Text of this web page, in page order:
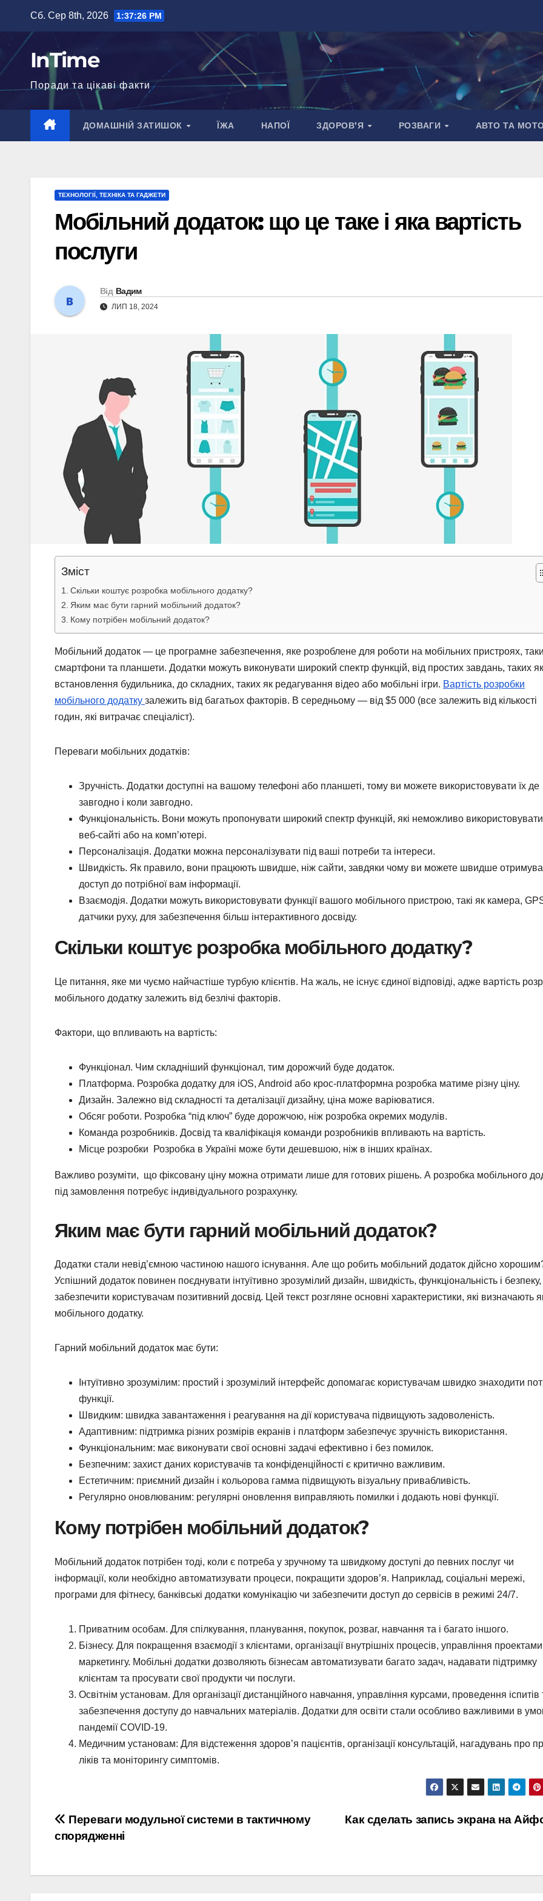
вмісту
Сб. Сер 8th, 2026 1:37:27 PM
InTime
Поради та цікаві факти
ДОМАШНІЙ ЗАТИШОК ЇЖА НАПОЇ ЗДОРОВ’Я РОЗВАГИ АВТО ТА
ТЕХНОЛОГІЇ, ТЕХНІКА ТА ГАДЖЕТИ
Мобільний додаток: що це таке і яка вартість
послуги
Від Вадим
ЛИП 18, 2024
Зміст
Скільки коштує розробка мобільного додатку?
Яким має бути гарний мобільний додаток?
Кому потрібен мобільний додаток?
Мобільний додаток — це програмне забезпечення, яке розроблене для роботи на мобільних пристроях,
смартфони та планшети. Додатки можуть виконувати широкий спектр функцій, від простих завдань, таких як
встановлення будильника, до складних, таких як редагування відео або мобільні ігри. Вартість розробки
мобільного додатку залежить від багатьох факторів. В середньому — від $5 000 (все залежить від кількості
годин, які витрачає спеціаліст).
Переваги мобільних додатків:
Зручність. Додатки доступні на вашому телефоні або планшеті, тому ви можете використовувати їх де
завгодно і коли завгодно.
Функціональність. Вони можуть пропонувати широкий спектр функцій, які неможливо
веб-сайті або на комп’ютері.
Персоналізація. Додатки можна персоналізувати під ваші потреби та інтереси.
Швидкість. Як правило, вони працюють швидше, ніж сайти, завдяки чому ви можете швидше
доступ до потрібної вам інформації.
Взаємодія. Додатки можуть використовувати функції вашого мобільного пристрою, такі як камера,
датчики руху, для забезпечення більш інтерактивного досвіду.
Скільки коштує розробка мобільного додатку?
Це питання, яке ми чуємо найчастіше турбую клієнтів. На жаль, не існує єдиної відповіді, адже вартість
мобільного додатку залежить від безлічі факторів.
Фактори, що впливають на вартість:
Функціонал. Чим складніший функціонал, тим дорожчий буде додаток.
Платформа. Розробка додатку для iOS, Android або крос-платформна розробка матиме різну ціну.
Дизайн. Залежно від складності та деталізації дизайну, ціна може варіюватися.
Обсяг роботи. Розробка “під ключ” буде дорожчою, ніж розробка окремих модулів.
Команда розробників. Досвід та кваліфікація команди розробників впливають на вартість.
Місце розробки Розробка в Україні може бути дешевшою, ніж в інших країнах.
Важливо розуміти, що фіксовану ціну можна отримати лише для готових рішень. А розробка мобільного
під замовлення потребує індивідуального розрахунку.
Яким має бути гарний мобільний додаток?
Додатки стали невід’ємною частиною нашого існування. Але що робить мобільний додаток дійсно
Успішний додаток повинен поєднувати інтуїтивно зрозумілий дизайн, швидкість, функціональність і
забезпечити користувачам позитивний досвід. Цей текст розгляне основні характеристики, які визначають
мобільного додатку.
Гарний мобільний додаток має бути:
Інтуїтивно зрозумілим: простий і зрозумілий інтерфейс допомагає користувачам швидко знаходити
функції.
Швидким: швидка завантаження і реагування на дії користувача підвищують задоволеність.
Адаптивним: підтримка різних розмірів екранів і платформ забезпечує зручність використання.
Функціональним: має виконувати свої основні задачі ефективно і без помилок.
Безпечним: захист даних користувачів та конфіденційності є критично важливим.
Естетичним: приємний дизайн і кольорова гамма підвищують візуальну привабливість.
Регулярно оновлюваним: регулярні оновлення виправляють помилки і додають нові функції.
Кому потрібен мобільний додаток?
Мобільний додаток потрібен тоді, коли є потреба у зручному та швидкому доступі до певних послуг чи
інформації, коли необхідно автоматизувати процеси, покращити здоров’я. Наприклад, соціальні мережі,
програми для фітнесу, банківські додатки комунікацію чи забезпечити доступ до сервісів в режимі 24/7.
Приватним особам. Для спілкування, планування, покупок, розваг, навчання та і багато іншого.
Бізнесу. Для покращення взаємодії з клієнтами, організації внутрішніх процесів, управління
маркетингу. Мобільні додатки дозволяють бізнесам автоматизувати багато задач, надавати підтримку
клієнтам та просувати свої продукти чи послуги.
Освітнім установам. Для організації дистанційного навчання, управління курсами, проведення іспитів
забезпечення доступу до навчальних матеріалів. Додатки для освіти стали особливо важливими в
пандемії COVID-19.
Медичним установам: Для відстеження здоров’я пацієнтів, організації консультацій, нагадувань про
ліків та моніторингу симптомів.
Навігація
записів
Как сделать запись экрана на
Переваги модульної системи в тактичному
спорядженні